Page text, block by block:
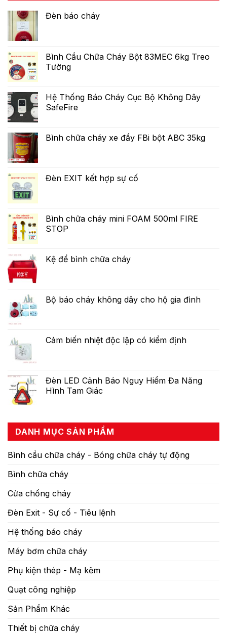
Đèn báo cháy
Bình Cầu Chữa Cháy Bột 83MEC 6kg Treo
Tường
Hệ Thống Báo Cháy Cục Bộ Không Dây
SafeFire
Bình chữa cháy xe đẩy FBi bột ABC 35kg
Đèn EXIT kết hợp sự cố
Bình chữa cháy mini FOAM 500ml FIRE
STOP
Kệ để bình chữa cháy
Bộ báo cháy không dây cho hộ gia đình
Cảm biến nhiệt độc lập có kiểm định
Đèn LED Cảnh Báo Nguy Hiểm Đa Năng
Hình Tam Giác
DANH MỤC SẢN PHẨM
Bình cầu chữa cháy - Bóng chữa cháy tự động
Bình chữa cháy
Cửa chống cháy
Đèn Exit - Sự cố - Tiêu lệnh
Hệ thống báo cháy
Máy bơm chữa cháy
Phụ kiện thép - Mạ kẽm
Quạt công nghiệp
Sản Phẩm Khác
Thiết bị chữa cháy